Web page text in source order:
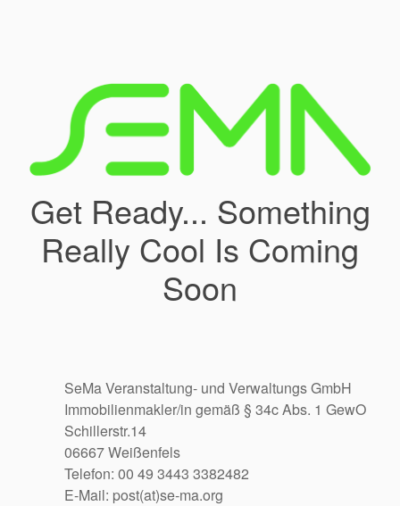
Get Ready... Something
Really Cool Is Coming
Soon
SeMa Veranstaltung- und Verwaltungs GmbH
Immobilienmakler/in gemäß § 34c Abs. 1 GewO
Schillerstr.14
06667 Weißenfels
Telefon: 00 49 3443 3382482
E-Mail: post(at)se-ma.org